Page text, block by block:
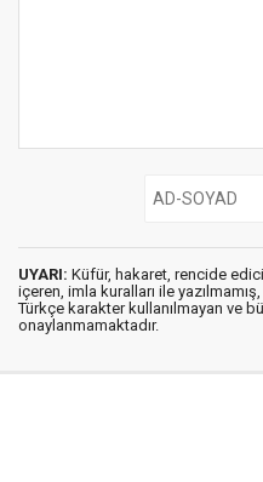
UYARI: Küfür, hakaret, rencide
içeren, imla kuralları ile yazılmamış,
Türkçe karakter kullanılmayan ve
onaylanmamaktadır.